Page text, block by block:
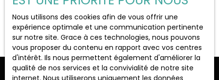
Gallardon (28320)
Localisation
Budget max (€)
Surface min (m²)
Aucun résultat
Nous utilisons des cookies afin de vous offrir une
expérience optimale et une communication pertinente
sur notre site. Grace à ces technologies, nous pouvons
vous proposer du contenu en rapport avec vos centres
d'intérêt. Ils nous permettent également d'améliorer la
qualité de nos services et la convivialité de notre site
internet. Nous utiliserons uniquement les données